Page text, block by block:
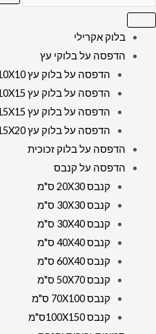
בלוק אקרילי
הדפסה על בלוקי עץ
הדפסה על בלוק עץ 10X10 ס"מ
הדפסה על בלוק עץ 10X15 ס"מ
הדפסה על בלוק עץ 15X15 ס"מ
הדפסה על בלוק עץ 15X20 ס”מ
הדפסה על בלוק זכוכית
הדפסה על קנבס
קנבס 20X30 ס"מ
קנבס 30X30 ס"מ
קנבס 30X40 ס"מ
קנבס 40X40 ס"מ
קנבס 60X40 ס"מ
קנבס 50X70 ס"מ
קנבס 70X100 ס"מ
קנבס 100X150ס"מ